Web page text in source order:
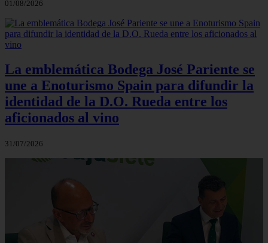
01/08/2026
La emblemática Bodega José Pariente se
une a Enoturismo Spain para difundir la
identidad de la D.O. Rueda entre los
aficionados al vino
31/07/2026